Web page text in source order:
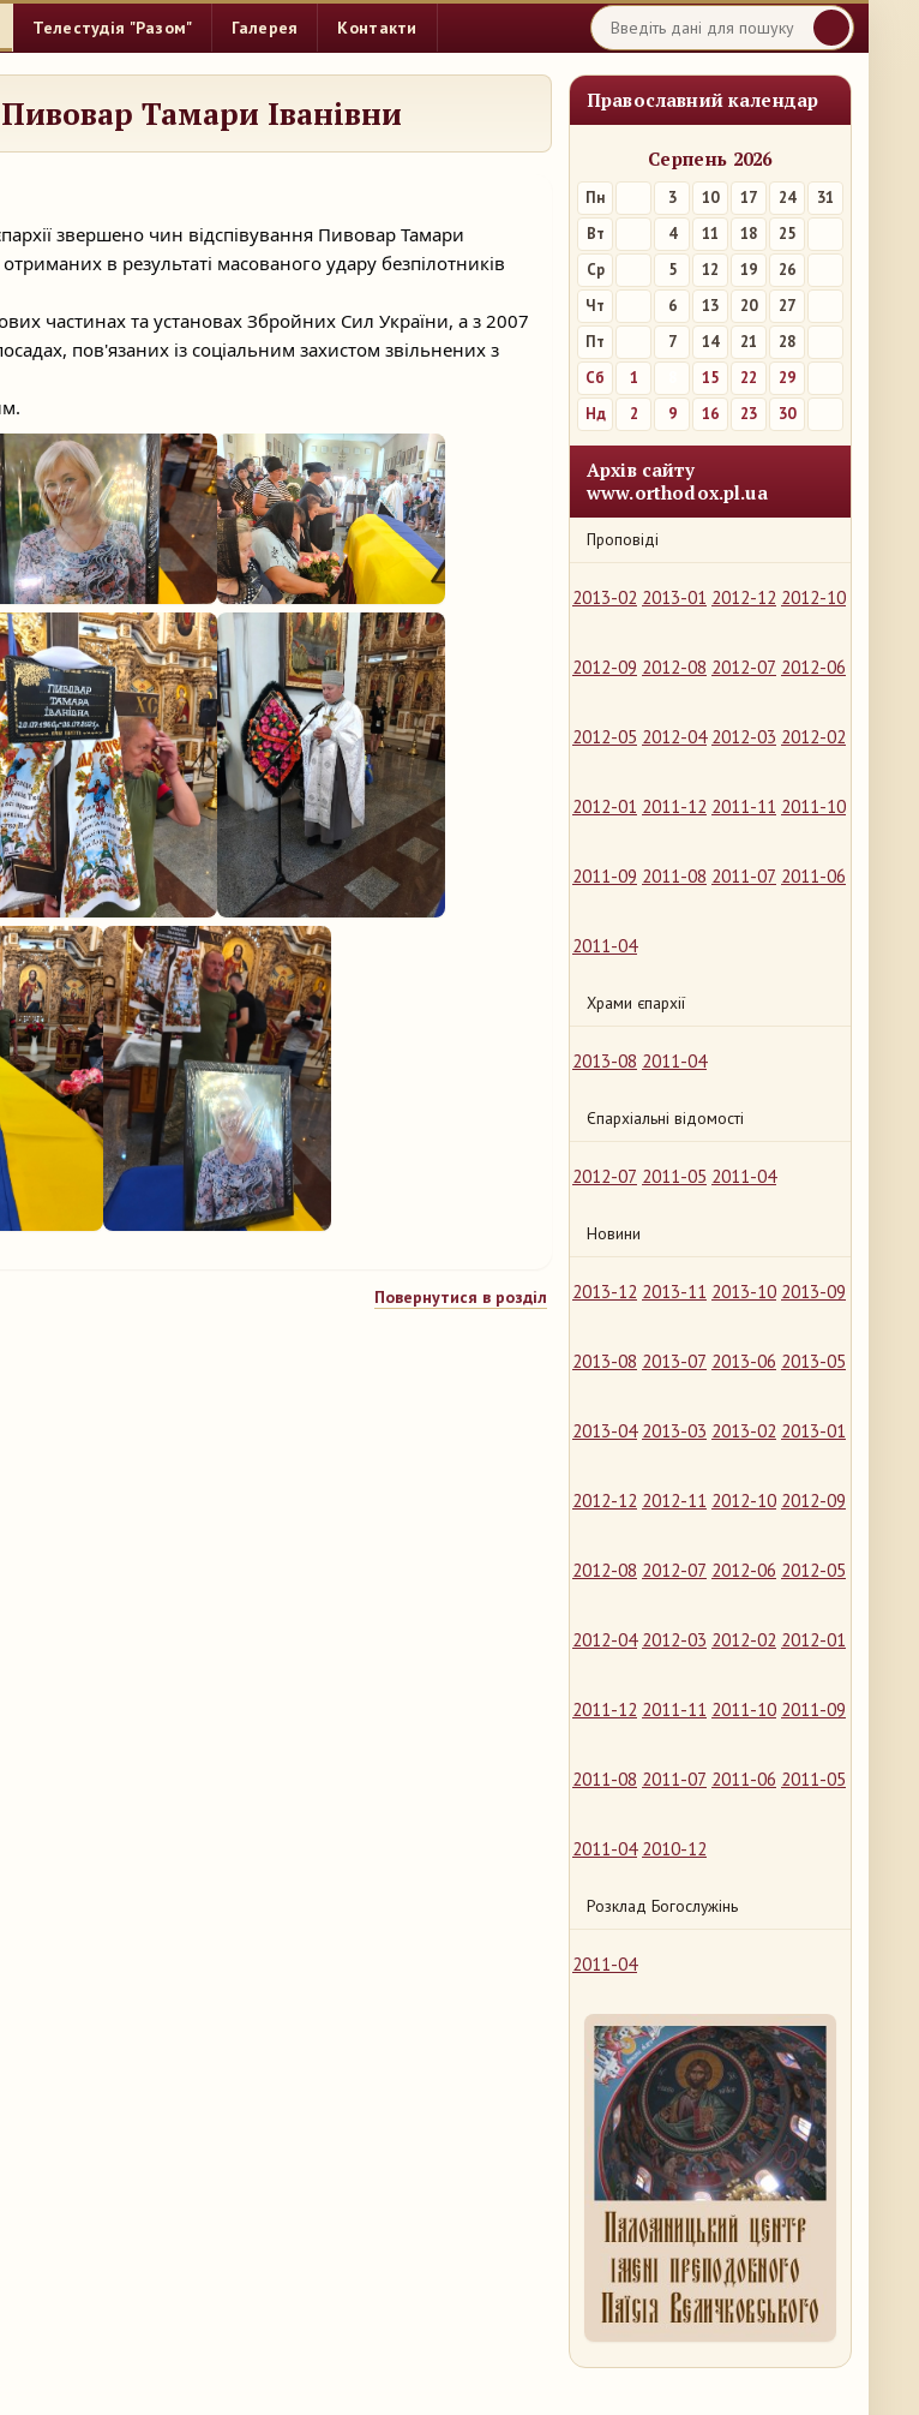
Телестудія "Разом" Галерея Контакти
Православний календар
Серпень 2026
Пн 3 10 17 24
31
Вт
4 11 18
25
Ср
5 12 19
26
Чт
6 13 20
27
Пт
7 14 21
28
Сб
1 15 22
29
Нд
2 9 16 23 30
Архів сайту
www.orthodox.pl.ua
Проповіді
2013-02 2013-01 2012-12 2012-10
2012-09 2012-08 2012-07 2012-06
2012-05 2012-04 2012-03 2012-02
2012-01 2011-12 2011-11 2011-10
2011-09 2011-08 2011-07 2011-06
2011-04
Храми єпархії
2013-08 2011-04
Єпархіальні відомості
2012-07 2011-05 2011-04
Новини
2013-12 2013-11 2013-10 2013-09
2013-08 2013-07 2013-06 2013-05
2013-04 2013-03 2013-02 2013-01
2012-12 2012-11 2012-10 2012-09
2012-08 2012-07 2012-06 2012-05
2012-04 2012-03 2012-02 2012-01
2011-12 2011-11 2011-10 2011-09
2011-08 2011-07 2011-06 2011-05
2011-04 2010-12
Розклад Богослужінь
2011-04
Тамари Іванівни
звершено чин відспівування Пивовар Тамари
в результаті масованого удару безпілотників
частинах та установах Збройних Сил України, а з 2007
пов'язаних із соціальним захистом звільнених з
Повернутися в розділ